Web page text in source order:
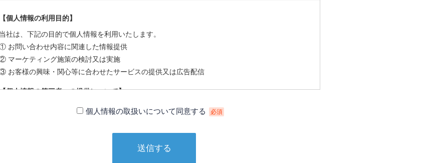
【個人情報の利用目的】
当社は、下記の目的で個人情報を利用いたします。
お問い合わせ内容に関連した情報提供
マーケティング施策の検討又は実施
お客様の興味・関心等に合わせたサービスの提供又は広告配信
個人情報の第三者への提供について】
当社は、下記の場合を除いて個人情報を第三者に提供することはありません。
③ 個人情報の保護に関する法律及びJISQ：15001によって認められている場合
個人情報の取扱いについて同意する 必須